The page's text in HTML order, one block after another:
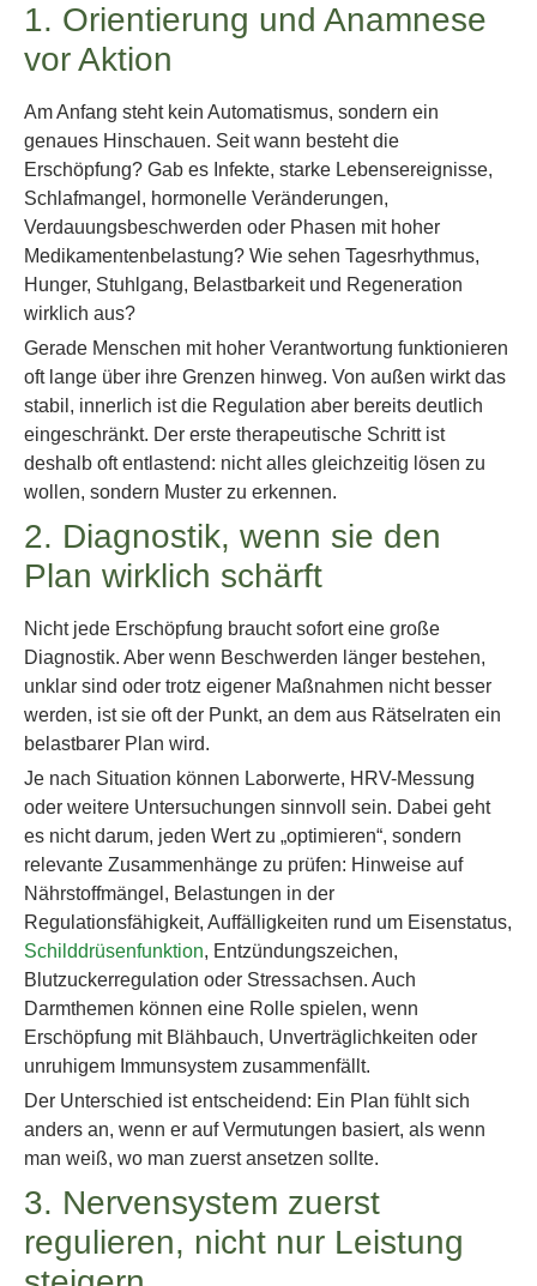
1. Orientierung und Anamnese
vor Aktion
Am Anfang steht kein Automatismus, sondern ein
genaues Hinschauen. Seit wann besteht die
Erschöpfung? Gab es Infekte, starke Lebensereignisse,
Schlafmangel, hormonelle Veränderungen,
Verdauungsbeschwerden oder Phasen mit hoher
Medikamentenbelastung? Wie sehen Tagesrhythmus,
Hunger, Stuhlgang, Belastbarkeit und Regeneration
wirklich aus?
Gerade Menschen mit hoher Verantwortung funktionieren
oft lange über ihre Grenzen hinweg. Von außen wirkt das
stabil, innerlich ist die Regulation aber bereits deutlich
eingeschränkt. Der erste therapeutische Schritt ist
deshalb oft entlastend: nicht alles gleichzeitig lösen zu
wollen, sondern Muster zu erkennen.
2. Diagnostik, wenn sie den
Plan wirklich schärft
Nicht jede Erschöpfung braucht sofort eine große
Diagnostik. Aber wenn Beschwerden länger bestehen,
unklar sind oder trotz eigener Maßnahmen nicht besser
werden, ist sie oft der Punkt, an dem aus Rätselraten ein
belastbarer Plan wird.
Je nach Situation können Laborwerte, HRV-Messung
oder weitere Untersuchungen sinnvoll sein. Dabei geht
es nicht darum, jeden Wert zu „optimieren“, sondern
relevante Zusammenhänge zu prüfen: Hinweise auf
Nährstoffmängel, Belastungen in der
Regulationsfähigkeit, Auffälligkeiten rund um Eisenstatus,
Schilddrüsenfunktion, Entzündungszeichen,
Blutzuckerregulation oder Stressachsen. Auch
Darmthemen können eine Rolle spielen, wenn
Erschöpfung mit Blähbauch, Unverträglichkeiten oder
unruhigem Immunsystem zusammenfällt.
Der Unterschied ist entscheidend: Ein Plan fühlt sich
anders an, wenn er auf Vermutungen basiert, als wenn
man weiß, wo man zuerst ansetzen sollte.
3. Nervensystem zuerst
regulieren, nicht nur Leistung